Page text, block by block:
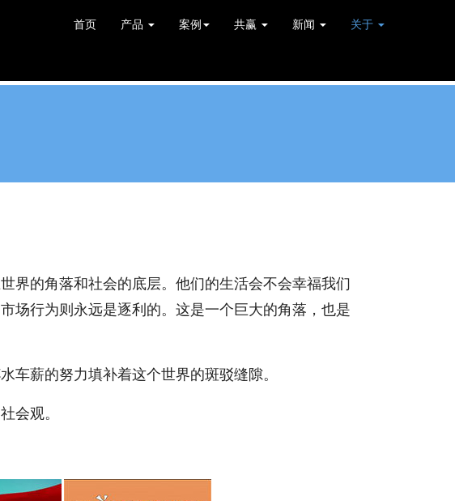
首页 产品 案例 共赢 新闻 关于
界的角落和社会的底层。他们的生活会不会幸福我们
场行为则永远是逐利的。这是一个巨大的角落，也是
薪的努力填补着这个世界的斑驳缝隙。
会观。